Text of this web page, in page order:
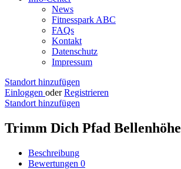
News
Fitnesspark ABC
FAQs
Kontakt
Datenschutz
Impressum
Standort hinzufügen
Einloggen oder Registrieren
Standort hinzufügen
Trimm Dich Pfad Bellenhöhe
Beschreibung
Bewertungen 0